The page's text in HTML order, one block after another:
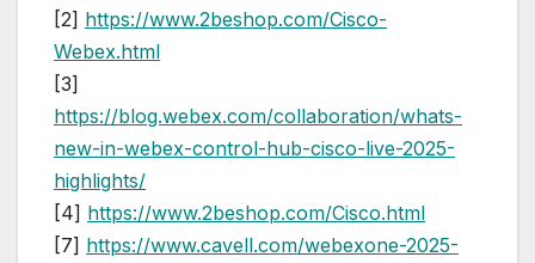
[2] https://www.2beshop.com/Cisco-
Webex.html
[3]
https://blog.webex.com/collaboration/whats-
new-in-webex-control-hub-cisco-live-2025-
highlights/
[4] https://www.2beshop.com/Cisco.html
[7] https://www.cavell.com/webexone-2025-